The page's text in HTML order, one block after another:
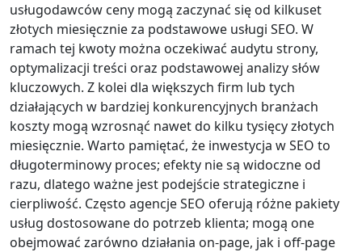
usługodawców ceny mogą zaczynać się od kilkuset
złotych miesięcznie za podstawowe usługi SEO. W
ramach tej kwoty można oczekiwać audytu strony,
optymalizacji treści oraz podstawowej analizy słów
kluczowych. Z kolei dla większych firm lub tych
działających w bardziej konkurencyjnych branżach
koszty mogą wzrosnąć nawet do kilku tysięcy złotych
miesięcznie. Warto pamiętać, że inwestycja w SEO to
długoterminowy proces; efekty nie są widoczne od
razu, dlatego ważne jest podejście strategiczne i
cierpliwość. Często agencje SEO oferują różne pakiety
usług dostosowane do potrzeb klienta; mogą one
obejmować zarówno działania on-page, jak i off-page